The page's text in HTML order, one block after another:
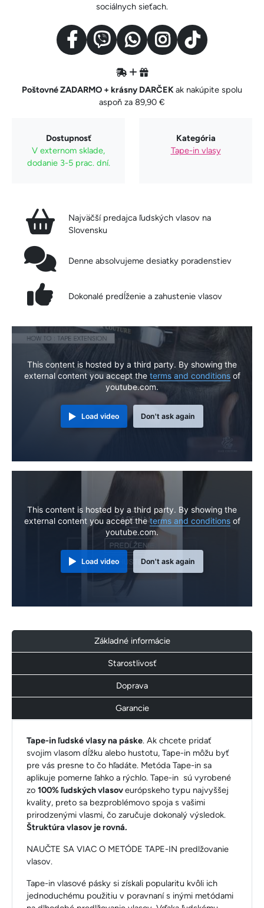
sociálnych sieťach.
Poštovné ZADARMO + krásny DARČEKak nakúpite spolu
aspoň za 89,90 €
Dostupnosť
V externom sklade,
dodanie 3-5 prac. dní.
Kategória
Tape-in vlasy
Najväčší predajca ľudských vlasov na
Slovensku
Denne absolvujeme desiatky poradenstiev
Dokonalé predĺženie a zahustenie vlasov
This content is hosted by a third party. By showing the
external content you accept the terms and conditionsof
youtube.com.
Load video Don't ask again
This content is hosted by a third party. By showing the
external content you accept theterms and conditionsof
youtube.com.
Load video Don't ask again
Základné informácie
Starostlivosť
Doprava
Garancie
Tape-in ľudské vlasy na páske. Ak chcete pridať
svojim vlasom dĺžku alebo hustotu, Tape-in môžu byť
pre vás presne to čo hľadáte. Metóda Tape-in sa
aplikuje pomerne ľahko a rýchlo. Tape-in sú vyrobené
zo 100% ľudských vlasoveurópskeho typu najvyššej
kvality, preto sa bezproblémovo spoja s vašimi
prirodzenými vlasmi, čo zaručuje dokonalý výsledok.
Štruktúra vlasov je rovná.
NAUČTE SA VIAC O METÓDE TAPE-IN predlžovanie
vlasov.
Tape-in vlasové pásky si získali popularitu kvôli ich
jednoduchému použitiu v poravnaní s inými metódami